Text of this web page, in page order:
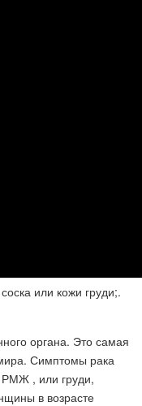
или кожи груди;.
органа. Это самая
Симптомы рака
РМЖ , или груди,
в возрасте